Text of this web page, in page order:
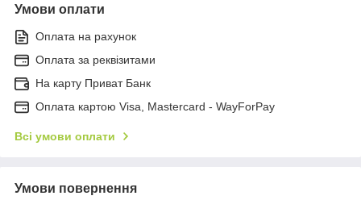
Умови оплати
Оплата на рахунок
Оплата за реквізитами
На карту Приват Банк
Оплата картою Visa, Mastercard - WayForPay
Всі умови оплати
Умови повернення